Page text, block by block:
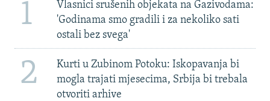
1
Vlasnici srušenih objekata na Gazivodama:
'Godinama smo gradili i za nekoliko sati
ostali bez svega'
2
Kurti u Zubinom Potoku: Iskopavanja bi
mogla trajati mjesecima, Srbija bi trebala
otvoriti arhive